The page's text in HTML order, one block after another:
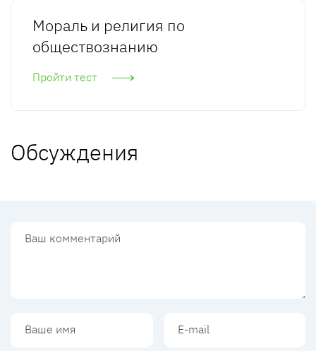
Мораль и религия по
обществознанию
Пройти тест
Обсуждения